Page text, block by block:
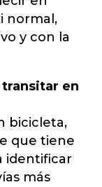
normal,
y con la
transitar en
bicicleta,
que tiene
identificar
más